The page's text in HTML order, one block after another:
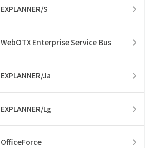
EXPLANNER/S
WebOTX Enterprise Service Bus
EXPLANNER/Ja
EXPLANNER/Lg
OfficeForce